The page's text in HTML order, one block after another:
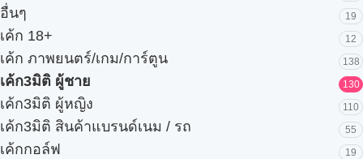
อื่นๆ 19
เค้ก 18+ 12
เค้ก ภาพยนตร์/เกม/การ์ตูน 138
เค้ก3มิติ ผู้ชาย 130
เค้ก3มิติ ผู้หญิง 110
เค้ก3มิติ สินค้าแบรนด์เนม / รถ 55
เค้กกอล์ฟ 19